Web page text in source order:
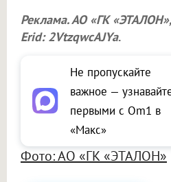
Реклама. АО «ГК
Erid: 2VtzqwcAJYa.
Не пропускайте
важное —
первыми с Om1 в
«Макс»
Фото: АО «ГК «ЭТАЛОН»